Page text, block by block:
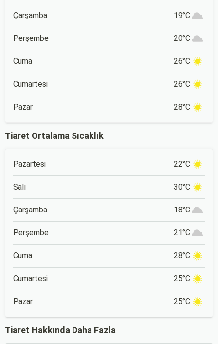
Çarşamba 19°C
Perşembe 20°C
Cuma 26°C
Cumartesi 26°C
Pazar 28°C
Tiaret Ortalama Sıcaklık
Pazartesi 22°C
Salı 30°C
Çarşamba 18°C
Perşembe 21°C
Cuma 28°C
Cumartesi 25°C
Pazar 25°C
Tiaret Hakkında Daha Fazla